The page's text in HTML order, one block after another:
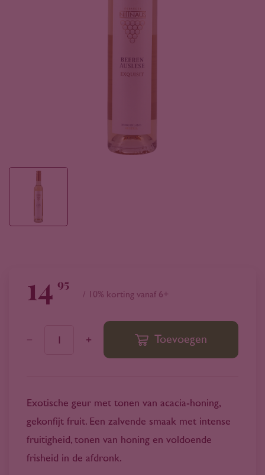
14 95
/ 10% korting vanaf 6+
Toevoegen
Exotische geur met tonen van acacia-honing,
gekonfijt fruit. Een zalvende smaak met intense
fruitigheid, tonen van honing en voldoende
frisheid in de afdronk.